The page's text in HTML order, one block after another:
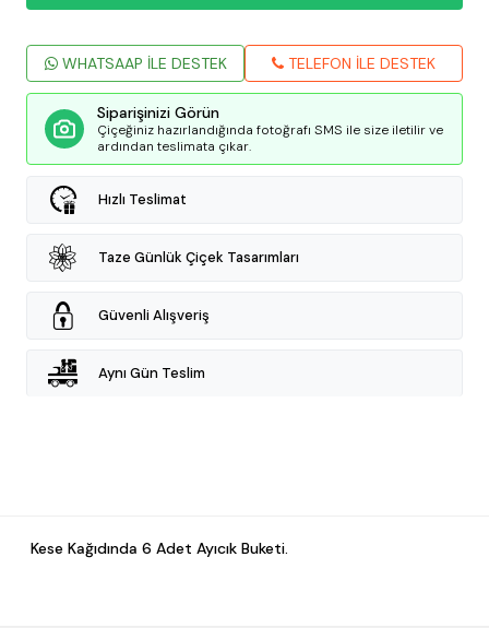
WHATSAAP İLE DESTEK TELEFON İLE DESTEK
Siparişinizi Görün
Çiçeğiniz hazırlandığında fotoğrafı SMS ile size iletilir ve
ardından teslimata çıkar.
Hızlı Teslimat
Taze Günlük Çiçek Tasarımları
Güvenli Alışveriş
Aynı Gün Teslim
Kese Kağıdında 6 Adet Ayıcık Buketi.